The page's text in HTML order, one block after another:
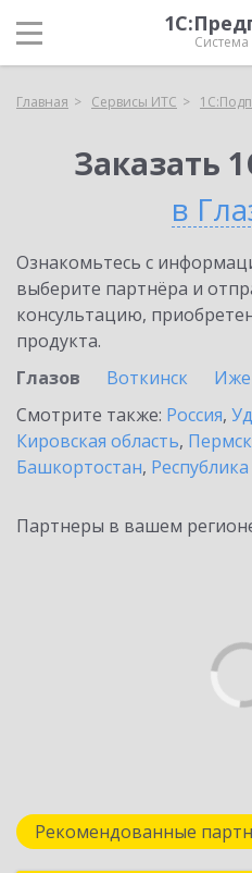
Главная Сервисы ИТС
Заказать
в
Ознакомьтесь с
выберите партнёра и
консультацию,
продукта.
Глазов
Воткинск
Смотрите также: Россия,
Кировская область,
Башкортостан,
Партнеры в вашем
Рекомендованные